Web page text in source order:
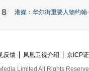
8 港媒：华尔街重要人物约翰
反馈 凤凰卫视介绍 京ICP
Limited All Rights